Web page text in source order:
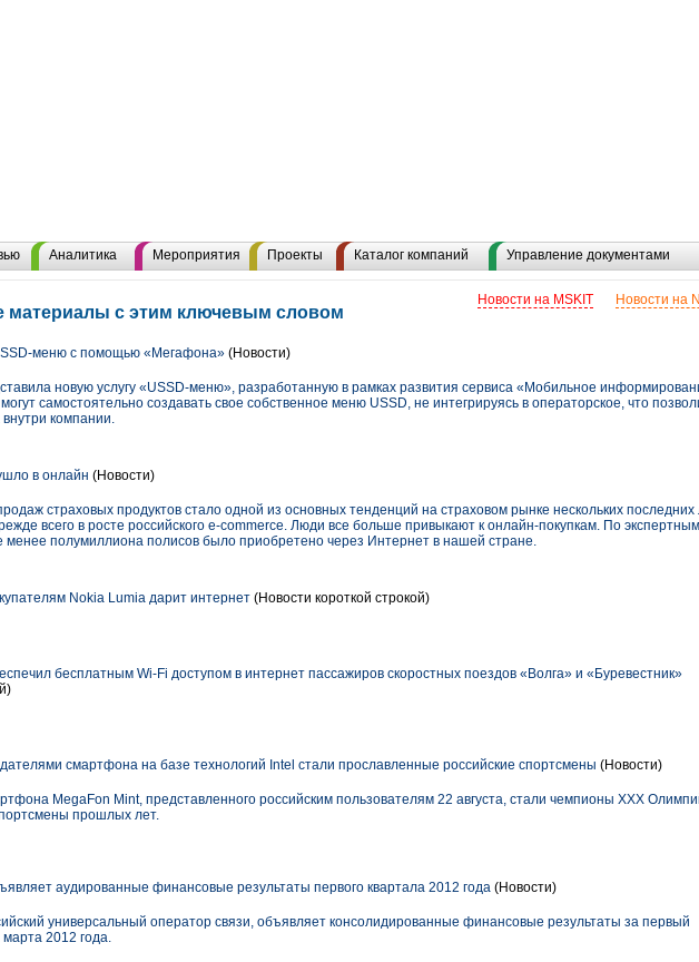
Аналитика Мероприятия Проекты Каталог компаний Управление документами
Новости на
Новости на MSKIT
материалы с этим ключевым словом
меню с помощью «Мегафона» (Новости)
новую услугу «USSD-меню», разработанную в рамках развития сервиса «Мобильное
самостоятельно создавать свое собственное меню USSD, не интегрируясь в операторское, что
внутри компании.
в онлайн (Новости)
страховых продуктов стало одной из основных тенденций на страховом рынке нескольких последних
всего в росте российского e-commerce. Люди все больше привыкают к онлайн-покупкам. По экспертным
менее полумиллиона полисов было приобретено через Интернет в нашей стране.
Nokia Lumia дарит интернет (Новости короткой строкой)
бесплатным Wi-Fi доступом в интернет пассажиров скоростных поездов «Волга» и «Буревестник»
смартфона на базе технологий Intel стали прославленные российские спортсмены (Новости)
MegaFon Mint, представленного российским пользователям 22 августа, стали чемпионы ХХХ
прошлых лет.
аудированные финансовые результаты первого квартала 2012 года (Новости)
универсальный оператор связи, объявляет консолидированные финансовые результаты за первый
2012 года.